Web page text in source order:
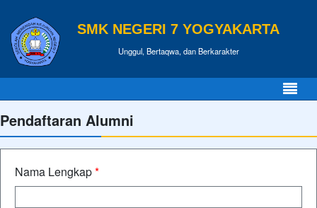
SMK NEGERI 7 YOGYAKARTA
Unggul, Bertaqwa, dan Berkarakter
Pendaftaran Alumni
Nama Lengkap*